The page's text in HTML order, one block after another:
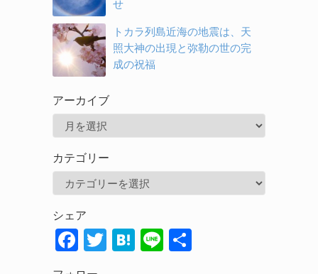
せ
トカラ列島近海の地震は、天
照大神の出現と弥勒の世の完
成の祝福
アーカイブ
カ
カテゴリー
ゴ
リ
シェア
F T H Li